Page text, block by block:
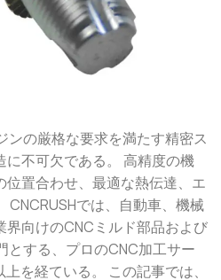
ンの厳格な要求を満たす精密ス
不可欠である。 高精度の機
置合わせ、最適な熱伝達、エ
CNCRUSHでは、自動車、機械
向けのCNCミルド部品および
とする、プロのCNC加工サー
を経ている。 この記事では、